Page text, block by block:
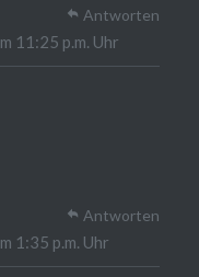
11:25 p.m. Uhr
Antworten
1:35 p.m. Uhr
Antworten